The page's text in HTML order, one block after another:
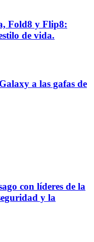
Fold8 y Flip8:
de vida.
a las gafas de
con líderes de la
y la